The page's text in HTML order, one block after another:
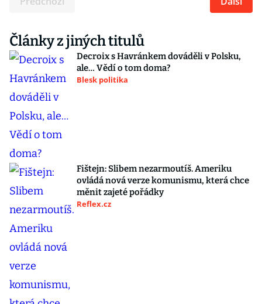
Články z jiných titulů
Decroix s Havránkem dováděli v Polsku,
ale… Vědí o tom doma?
Blesk politika
Fištejn: Slibem nezarmoutíš. Ameriku
ovládá nová verze komunismu, která chce
měnit zajeté pořádky
Reflex.cz